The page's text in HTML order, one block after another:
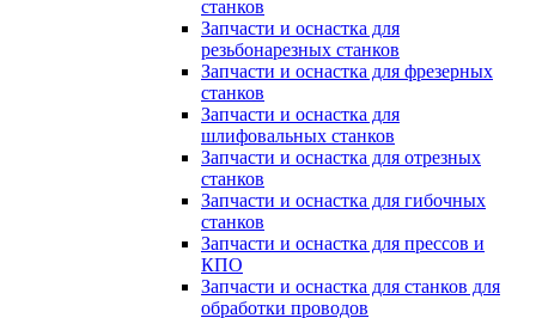
станков
Запчасти и оснастка для
резьбонарезных станков
Запчасти и оснастка для фрезерных
станков
Запчасти и оснастка для
шлифовальных станков
Запчасти и оснастка для отрезных
станков
Запчасти и оснастка для гибочных
станков
Запчасти и оснастка для прессов и
КПО
Запчасти и оснастка для станков для
обработки проводов